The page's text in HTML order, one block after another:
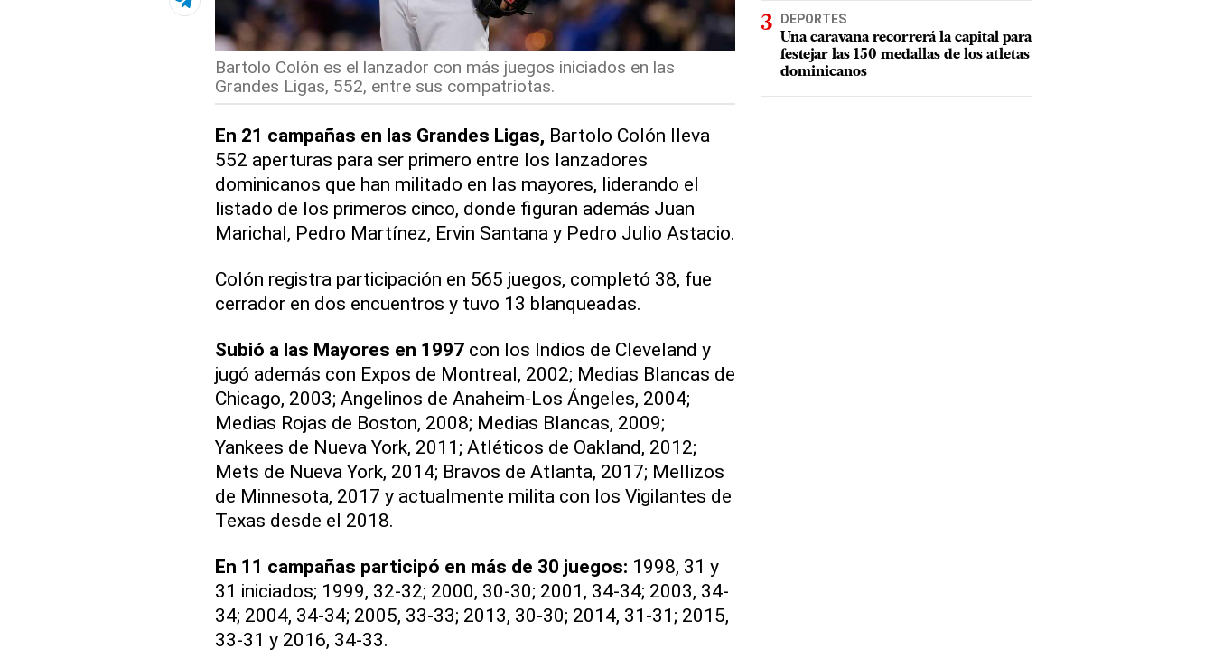
Bartolo Colón es el lanzador con más juegos iniciados en las
Grandes Ligas, 552, entre sus compatriotas.
En 21 campañas en las Grandes Ligas, Bartolo Colón lleva
552 aperturas para ser primero entre los lanzadores
dominicanos que han militado en las mayores, liderando el
listado de los primeros cinco, donde figuran además Juan
Marichal, Pedro Martínez, Ervin Santana y Pedro Julio Astacio.
Colón registra participación en 565 juegos, completó 38, fue
cerrador en dos encuentros y tuvo 13 blanqueadas.
Subió a las Mayores en 1997 con los Indios de Cleveland y
jugó además con Expos de Montreal, 2002; Medias Blancas de
Chicago, 2003; Angelinos de Anaheim-Los Ángeles, 2004;
Medias Rojas de Boston, 2008; Medias Blancas, 2009;
Yankees de Nueva York, 2011; Atléticos de Oakland, 2012;
Mets de Nueva York, 2014; Bravos de Atlanta, 2017; Mellizos
de Minnesota, 2017 y actualmente milita con los Vigilantes de
Texas desde el 2018.
En 11 campañas participó en más de 30 juegos: 1998, 31 y
31 iniciados; 1999, 32-32; 2000, 30-30; 2001, 34-34; 2003, 34-
34; 2004, 34-34; 2005, 33-33; 2013, 30-30; 2014, 31-31; 2015,
33-31 y 2016, 34-33.
DEPORTES
Una caravana recorrerá la capital para
festejar las 150 medallas de los atletas
dominicanos